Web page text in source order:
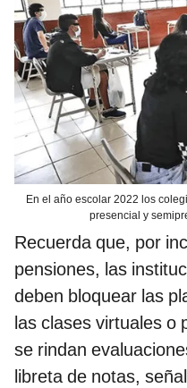
En el año escolar 2022 los
presencial y
Recuerda que, por
pensiones, las
deben bloquear las
las clases virtuales o
se rindan
libreta de notas,